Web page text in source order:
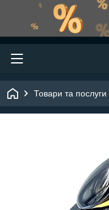
Товари та послуги